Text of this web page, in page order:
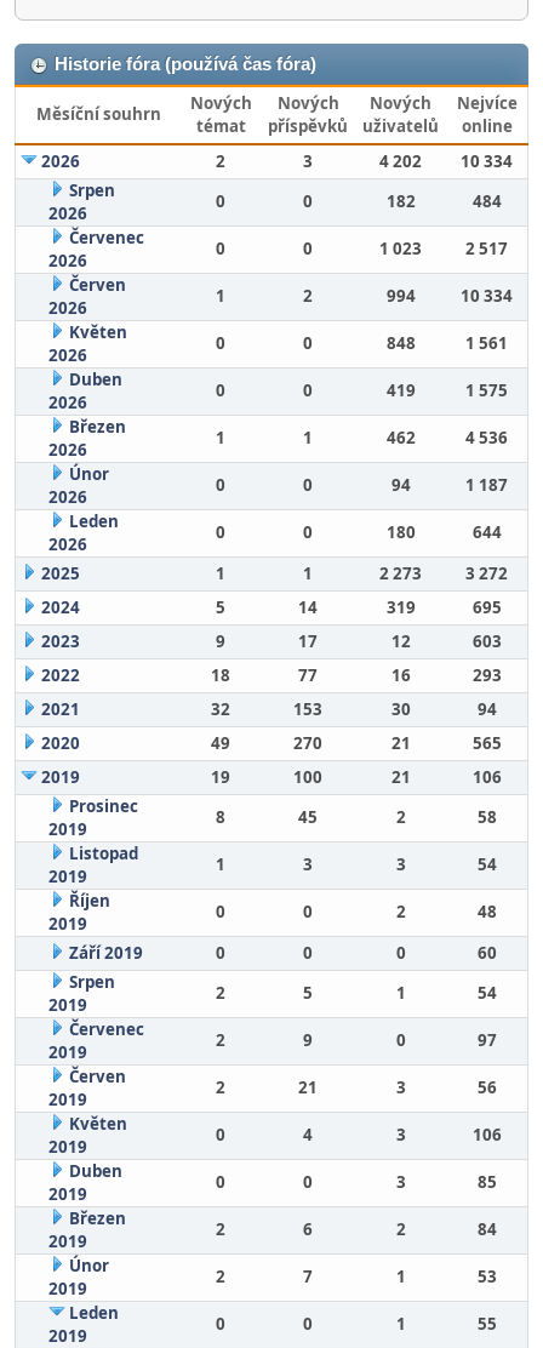
Historie fóra (používá čas fóra)
Měsíční souhrn
Nových
témat
Nových
příspěvků
Nových
uživatelů
Nejvíce
online
2026
2 3 4 202
10 334
Srpen
2026
0 0 182
484
Červenec
2026
0 0 1 023
2 517
Červen
2026
1 2 994
10 334
Květen
2026
0 0 848
1 561
Duben
2026
0 0 419
1 575
Březen
2026
1 1 462
4 536
Únor
2026
0 0 94
1 187
Leden
2026
0 0 180
644
2025
1 1 2 273
3 272
2024
5 14 319
695
2023
9 17 12
603
2022
18 77 16
293
2021
32 153 30
94
2020
49 270 21
565
2019
19 100 21
106
Prosinec
2019
8 45 2
58
Listopad
2019
1 3 3
54
Říjen
2019
0 0 2
48
Září 2019
0 0 0
60
Srpen
2019
2 5 1
54
Červenec
2019
2 9 0
97
Červen
2019
2 21 3
56
Květen
2019
0 4 3
106
Duben
2019
0 0 3
85
Březen
2019
2 6 2
84
Únor
2019
2 7 1
53
Leden
2019
0 0 1
55